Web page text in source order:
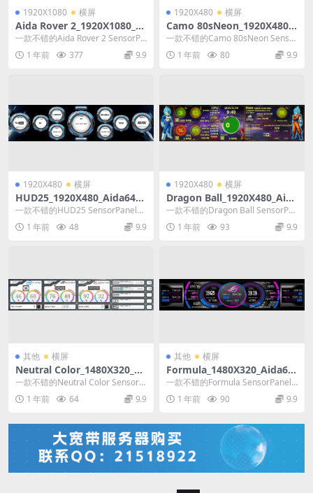
1920X1080 横屏
Aida Rover 2_1920X1080_Ai
da64_SensorPanel模板
一款不错的Aida Rover 2 SensorPa
nel模板
1 年前 377 9.9
1920X480 横屏
Camo 80sNeon_1920X480_
Aida64_SensorPanel模板
一款不错的Camo 80sNeon Sensor
Panel模板
1 年前 80 9.9
1920X480 横屏
HUD25_1920X480_Aida64_S
ensorPanel模板
一款不错的HUD25 SensorPanel模
板
1 年前 48 9.9
1920X480 横屏
Dragon Ball_1920X480_Aida
64_SensorPanel模板
一款不错的Dragon Ball SensorPa
nel模板
1 年前 93 9.9
其他 横屏
Neutral Color_1480X320_Ai
da64_SensorPanel模板
一款不错的Neutral Color SensorP
anel模板
1 年前 64 9.9
其他 横屏
Formula_1480X320_Aida64_
SensorPanel模板
一款不错的Formula SensorPanel
模板
1 年前 90 9.9